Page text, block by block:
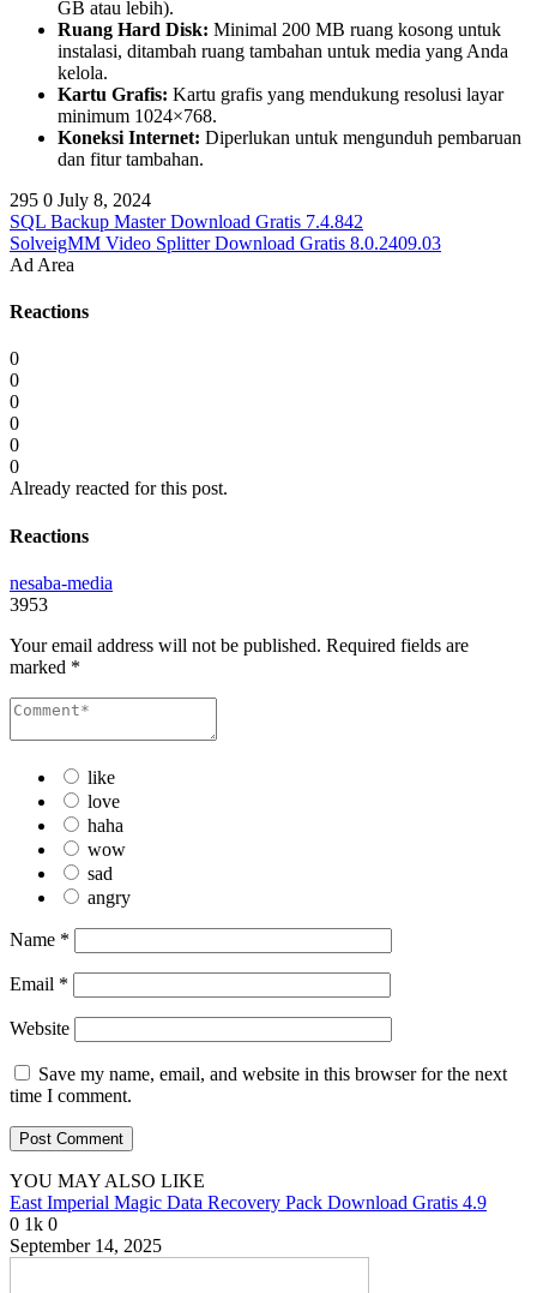
GB atau lebih).
Ruang Hard Disk: Minimal 200 MB ruang kosong untuk
instalasi, ditambah ruang tambahan untuk media yang Anda
kelola.
Kartu Grafis: Kartu grafis yang mendukung resolusi layar
minimum 1024×768.
Koneksi Internet: Diperlukan untuk mengunduh pembaruan
dan fitur tambahan.
295 0 July 8, 2024
SQL Backup Master Download Gratis 7.4.842
SolveigMM Video Splitter Download Gratis 8.0.2409.03
Ad Area
Reactions
0
0
0
0
0
0
Already reacted for this post.
Reactions
nesaba-media
3953
Your email address will not be published. Required fields are
marked *
like
love
haha
wow
sad
angry
Name *
Email *
Website
Save my name, email, and website in this browser for the next
time I comment.
YOU MAY ALSO LIKE
East Imperial Magic Data Recovery Pack Download Gratis 4.9
0 1k 0
September 14, 2025